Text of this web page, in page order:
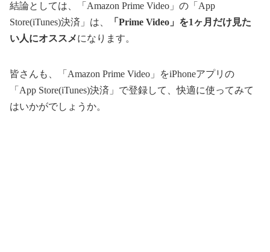
結論としては、「Amazon Prime Video」の「App
Store(iTunes)決済」は、
「Prime Video」を1ヶ月だけ見た
い人にオススメになります。
皆さんも、「Amazon Prime Video」をiPhoneアプリの
「App Store(iTunes)決済」で登録して、快適に使ってみて
はいかがでしょうか。